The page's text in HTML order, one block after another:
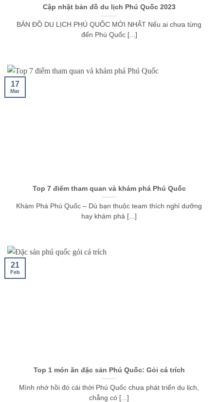
Cập nhật bản đồ du lịch Phú Quốc 2023
BẢN ĐỒ DU LỊCH PHÚ QUỐC MỚI NHẤT Nếu ai chưa từng
đến Phú Quốc [...]
Top 7 điểm tham quan và khám phá Phú Quốc
Khám Phá Phú Quốc – Dù bạn thuộc team thích nghỉ dưỡng
hay khám phá [...]
17
Mar
Top 1 món ăn đặc sản Phú Quốc: Gỏi cá trích
Mình nhớ hồi đó cái thời Phú Quốc chưa phát triển du lịch,
chẳng có [...]
21
Feb